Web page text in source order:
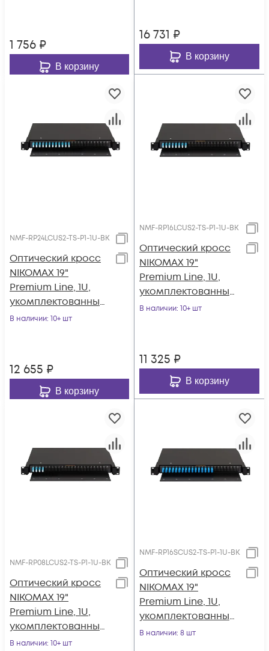
1 756 ₽
В корзину
выдвижной, с
полкой
16 731 ₽
В корзину
NMF-RP24LCUS2-TS-P1-1U-BK
Оптический кросс
NIKOMAX 19"
Premium Line, 1U,
укомплектованный
на 24 порта LC/UPC
выдвижной, с
полкой
В наличии: 10+ шт
12 655 ₽
В корзину
NMF-RP16LCUS2-TS-P1-1U-BK
Оптический кросс
NIKOMAX 19"
Premium Line, 1U,
укомплектованный
на 16 портов LC/UPC
выдвижной, с
полкой
В наличии: 10+ шт
11 325 ₽
В корзину
NMF-RP08LCUS2-TS-P1-1U-BK
Оптический кросс
NIKOMAX 19"
Premium Line, 1U,
укомплектованный
на 8 портов LC/UPC
В наличии: 10+ шт
NMF-RP16SCUS2-TS-P1-1U-BK
Оптический кросс
NIKOMAX 19"
Premium Line, 1U,
укомплектованный
на 16 портов
В наличии: 8 шт